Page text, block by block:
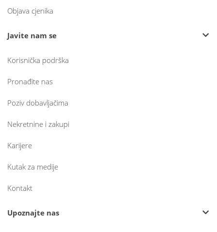
Objava cjenika
Javite nam se
Korisnička podrška
Pronađite nas
Poziv dobavljačima
Nekretnine i zakupi
Karijere
Kutak za medije
Kontakt
Upoznajte nas